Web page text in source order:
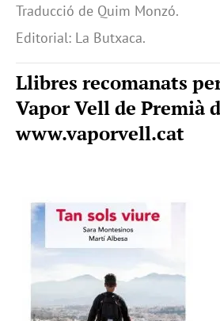
Traducció de Quim Monzó.
Editorial: La Butxaca.
Llibres recomanats
Vapor Vell de Premià
www.vaporvell.cat